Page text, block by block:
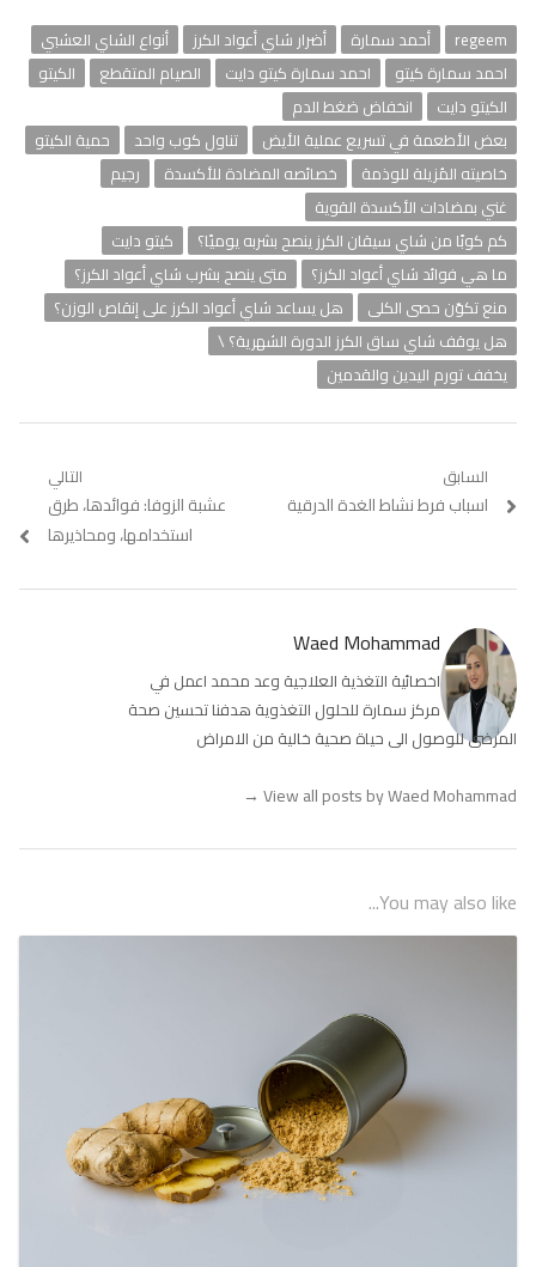
regeem أحمد سمارة أضرار شاي أعواد الكرز
أنواع الشاي العشبي
احمد سمارة كيتو
احمد سمارة كيتو دايت الصيام المتقطع
الكيتو
الكيتو دايت
انخفاض ضغط الدم
بعض الأطعمة في تسريع عملية الأيض
تناول كوب واحد
حمية الكيتو
خاصيته المُزيلة للوذمة
خصائصه المضادة للأكسدة
رجيم
غني بمضادات الأكسدة القوية
كم كوبًا من شاي سيقان الكرز ينصح بشربه يوميًا؟
كيتو دايت
ما هي فوائد شاي أعواد الكرز؟
متى ينصح بشرب شاي أعواد الكرز؟
منع تكوّن حصى الكلى
هل يساعد شاي أعواد الكرز على إنقاص الوزن؟
هل يوقف شاي ساق الكرز الدورة الشهرية؟ \
يخفف تورم اليدين والقدمين
تصفّح
المقالات
السابق
Previous
اسباب فرط نشاط الغدة الدرقية
التالي
Next
عشبة الزوفا: فوائدها، طرق
استخدامها، ومحاذيرها
Waed Mohammad
اخصائية التغذية العلاجية وعد محمد اعمل في
مركز سمارة للحلول التغذوية هدفنا تحسين صحة
المرضى للوصول الى حياة صحية خالية من الامراض
View all posts by Waed Mohammad
→
You may also like...